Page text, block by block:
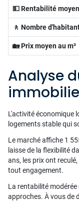
💵 Rentabilité
🚶 Nombre
🏡 Prix moyen au m²
Analyse
L'activité économique
logements stable qui
Le marché affiche 1
laisse de la flexibilité
ans, les prix ont
tout engagement.
La rentabilité
approches. À vous de